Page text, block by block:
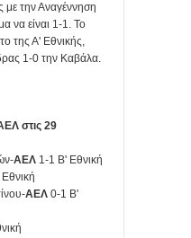
την Αναγέννηση
να είναι 1-1. Το
της Α' Εθνικής,
1-0 την Καβάλα.
στις 29
ΑΕΛ 1-1 Β' Εθνική
ΑΕΛ 0-1 Β'